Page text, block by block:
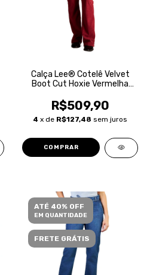
Calça Lee® Cotelê Velvet
Boot Cut Hoxie Vermelha
R$509,90
4 x de R$127,48 sem juros
COMPRAR
ATÉ 40% OFF
EM QUANTIDADE
FRETE GRÁTIS